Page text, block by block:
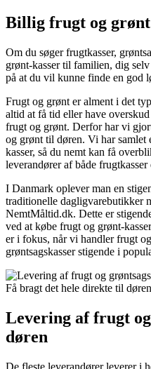
Billig frugt og
Om du søger frugtkasser,
grønt-kasser til familien, dig
på at du vil kunne finde en god
Frugt og grønt er alment i det
altid at få tid eller have
frugt og grønt. Derfor har vi
og grønt til døren. Vi har
kasser, så du nemt kan få
leverandører af både frugtkasser
I Danmark oplever man en
traditionelle dagligvarebutikker
NemtMåltid.dk. Dette er
ved at købe frugt og grønt-
er i fokus, når vi handler frugt
grøntsagskasser stigende i
Få bragt det hele direkte til døren
Levering af frugt
døren
De fleste leverandører leverer i